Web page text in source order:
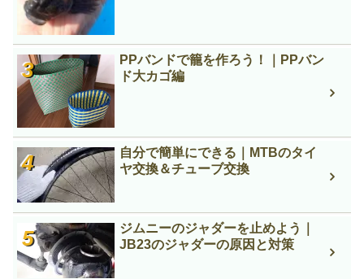
PPバンドで籠を作ろう！｜PPバン
ド大カゴ編
自分で簡単にできる｜MTBのタイ
ヤ交換＆チューブ交換
ジムニーのジャダーを止めよう｜
JB23のジャダーの原因と対策